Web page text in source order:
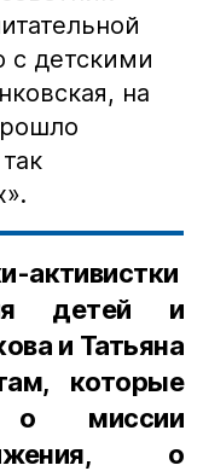
с детскими
на
детей и
и Татьяна
которые
о миссии
о